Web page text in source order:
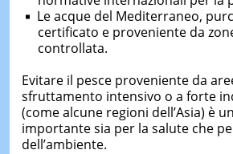
Le acque del Mediterraneo,
certificato e proveniente da
controllata.
Evitare il pesce proveniente da
sfruttamento intensivo o a forte
(come alcune regioni dell’Asia) è
importante sia per la salute che
dell’ambiente.